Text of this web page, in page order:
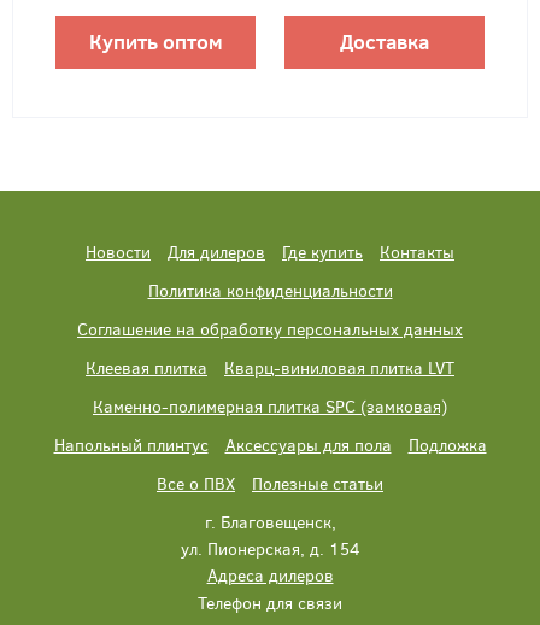
Купить оптом Доставка
Новости Для дилеров Где купить
Контакты
Политика конфиденциальности
Соглашение на обработку персональных данных
Клеевая плитка
Кварц-виниловая плитка LVT
Каменно-полимерная плитка SPC (замковая)
Напольный плинтус
Аксессуары для пола
Подложка
Все о ПВХ
Полезные статьи
г. Благовещенск,
ул. Пионерская, д. 154
Адреса дилеров
Телефон для связи